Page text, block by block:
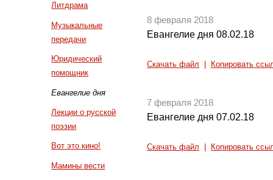
Литдрама
Музыкальные
передачи
Юридический
помощник
Евангелие дня
Лекции о русской
поэзии
Вот это кино!
Мамины вести
8 февраля 2018
Евангелие дня 08.02.18
Скачать файл Копировать
7 февраля 2018
Евангелие дня 07.02.18
Скачать файл Копировать